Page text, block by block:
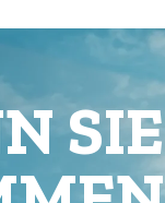
Regionale
Pasta
Pizza sauce
Gebackene
Accessibility